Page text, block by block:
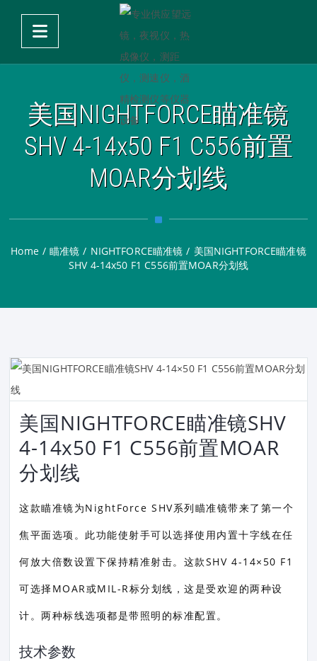
美国NIGHTFORCE瞄准镜
SHV 4-14x50 F1 C556前置
MOAR分划线
Home / 瞄准镜 / NIGHTFORCE瞄准镜 / 美国NIGHTFORCE瞄准镜
SHV 4-14x50 F1 C556前置MOAR分划线
美国NIGHTFORCE瞄准镜SHV
4-14x50 F1 C556前置MOAR
分划线
这款瞄准镜为NightForce SHV系列瞄准镜带来了第一个
焦平面选项。此功能使射手可以选择使用内置十字线在任
何放大倍数设置下保持精准射击。这款SHV 4-14×50 F1
可选择MOAR或MIL-R标分划线，这是受欢迎的两种设
计。两种标线选项都是带照明的标准配置。
技术参数